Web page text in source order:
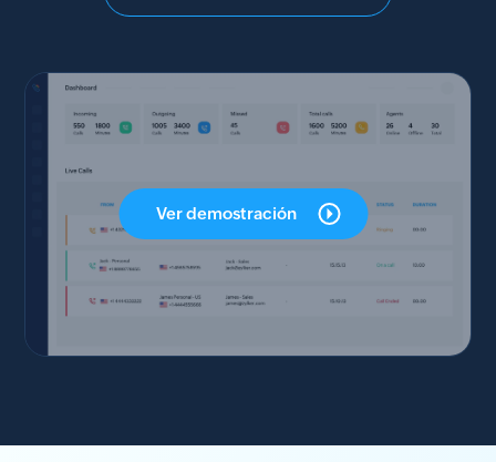
Ver demostración